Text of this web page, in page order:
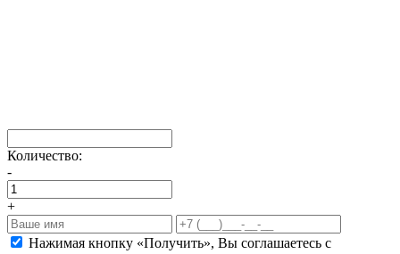
Количество:
-
+
Нажимая кнопку «Получить», Вы соглашаетесь c